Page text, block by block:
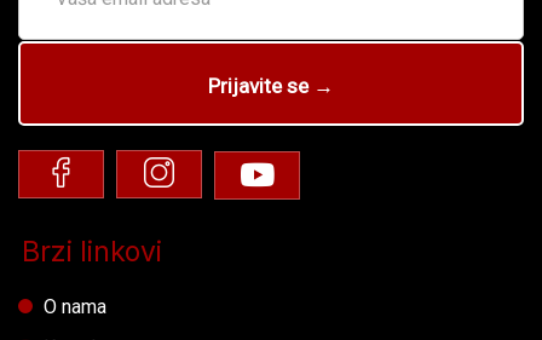
Brzi linkovi
O nama